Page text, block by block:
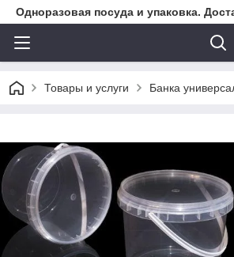
Одноразовая посуда и упаковка.
Товары и услуги Банка